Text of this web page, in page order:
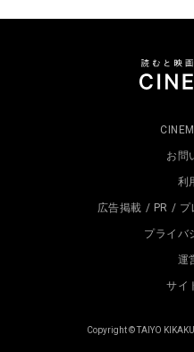
お問
利
広告掲載 / PR / プ
プライバ
運
サイ
Copyright © TAIYO